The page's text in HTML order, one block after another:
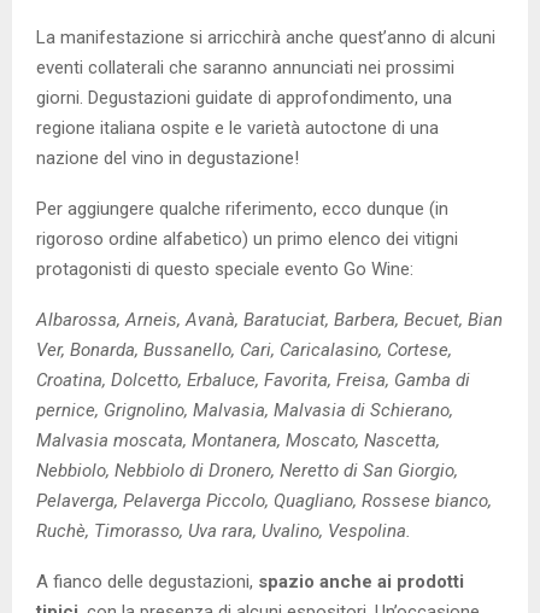
La manifestazione si arricchirà anche quest’anno di alcuni
eventi collaterali che saranno annunciati nei prossimi
giorni. Degustazioni guidate di approfondimento, una
regione italiana ospite e le varietà autoctone di una
nazione del vino in degustazione!
Per aggiungere qualche riferimento, ecco dunque (in
rigoroso ordine alfabetico) un primo elenco dei vitigni
protagonisti di questo speciale evento Go Wine:
Albarossa, Arneis, Avanà, Baratuciat, Barbera, Becuet, Bian
Ver, Bonarda, Bussanello, Cari, Caricalasino, Cortese,
Croatina, Dolcetto, Erbaluce, Favorita, Freisa, Gamba di
pernice, Grignolino, Malvasia, Malvasia di Schierano,
Malvasia moscata, Montanera, Moscato, Nascetta,
Nebbiolo, Nebbiolo di Dronero, Neretto di San Giorgio,
Pelaverga, Pelaverga Piccolo, Quagliano, Rossese bianco,
Ruchè, Timorasso, Uva rara, Uvalino, Vespolina.
A fianco delle degustazioni, spazio anche ai prodotti